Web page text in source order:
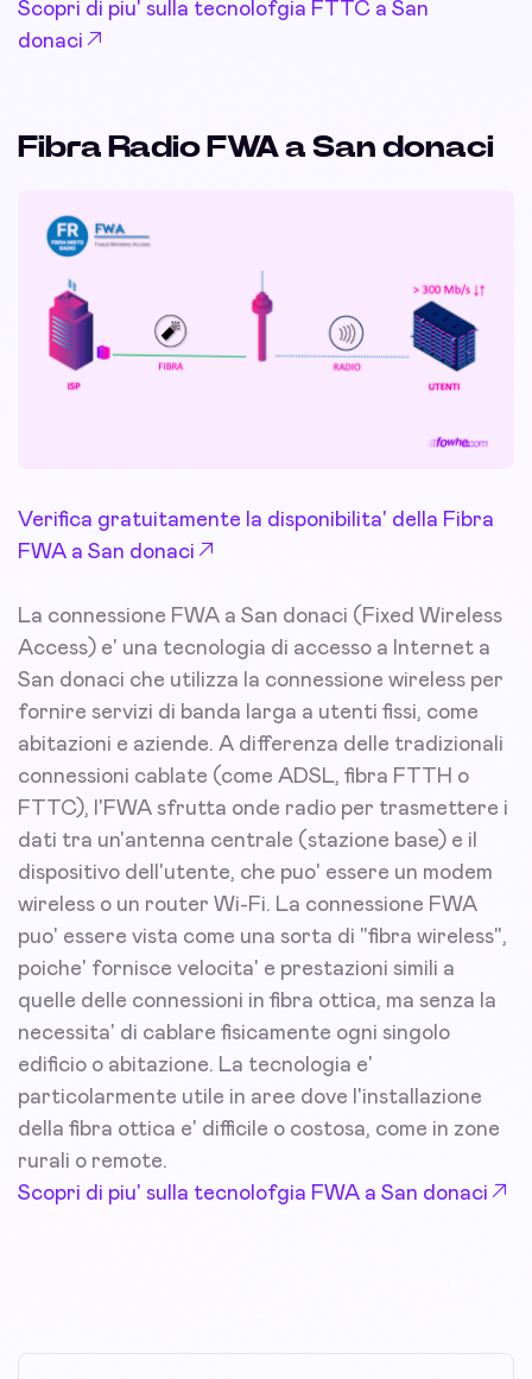
Scopri di piu' sulla tecnolofgia FTTC a San
donaci
Fibra Radio FWA a San donaci
Verifica gratuitamente la disponibilita' della Fibra
FWA a San donaci
La connessione FWA a San donaci (Fixed Wireless
Access) e' una tecnologia di accesso a Internet a
San donaci che utilizza la connessione wireless per
fornire servizi di banda larga a utenti fissi, come
abitazioni e aziende. A differenza delle tradizionali
connessioni cablate (come ADSL, fibra FTTH o
FTTC), l'FWA sfrutta onde radio per trasmettere i
dati tra un'antenna centrale (stazione base) e il
dispositivo dell'utente, che puo' essere un modem
wireless o un router Wi-Fi. La connessione FWA
puo' essere vista come una sorta di "fibra wireless",
poiche' fornisce velocita' e prestazioni simili a
quelle delle connessioni in fibra ottica, ma senza la
necessita' di cablare fisicamente ogni singolo
edificio o abitazione. La tecnologia e'
particolarmente utile in aree dove l'installazione
della fibra ottica e' difficile o costosa, come in zone
rurali o remote.
Scopri di piu' sulla tecnolofgia FWA a San donaci